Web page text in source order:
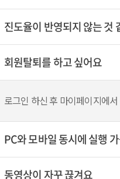
진도율이 반영되지 않는 것
회원탈퇴를 하고 싶어요
로그인 하신 후 마이페이지에
PC와 모바일 동시에 실행
동영상이 자꾸 끊겨요